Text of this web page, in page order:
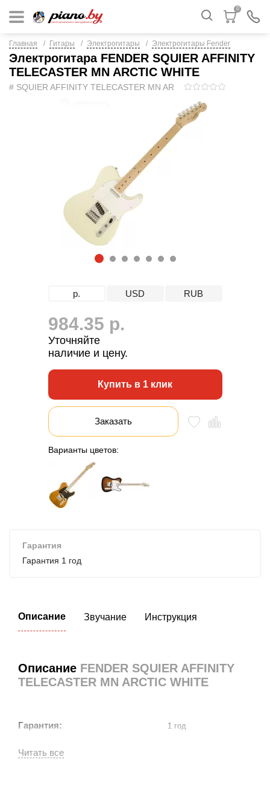
0
Главная Гитары Электрогитары Электрогитары Fender
Электрогитара FENDER SQUIER AFFINITY
TELECASTER MN ARCTIC WHITE
# SQUIER AFFINITY TELECASTER MN AR
1 2 3 4 5 6 7
р. USD RUB
984.35 р.
Уточняйте
наличие и цену.
Купить в 1 клик
Заказать
Варианты цветов:
Гарантия
Гарантия 1 год
Описание Звучание Инструкция
Описание FENDER SQUIER AFFINITY
TELECASTER MN ARCTIC WHITE
Гарантия: 1 год